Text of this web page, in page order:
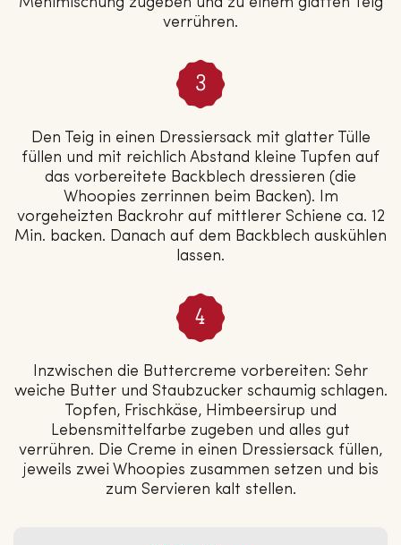
Mehlmischung zugeben und zu einem glatten Teig
verrühren.
Den Teig in einen Dressiersack mit glatter Tülle
füllen und mit reichlich Abstand kleine Tupfen auf
das vorbereitete Backblech dressieren (die
Whoopies zerrinnen beim Backen). Im
vorgeheizten Backrohr auf mittlerer Schiene ca. 12
Min. backen. Danach auf dem Backblech auskühlen
lassen.
Inzwischen die Buttercreme vorbereiten: Sehr
weiche Butter und Staubzucker schaumig schlagen.
Topfen, Frischkäse, Himbeersirup und
Lebensmittelfarbe zugeben und alles gut
verrühren. Die Creme in einen Dressiersack füllen,
jeweils zwei Whoopies zusammen setzen und bis
zum Servieren kalt stellen.